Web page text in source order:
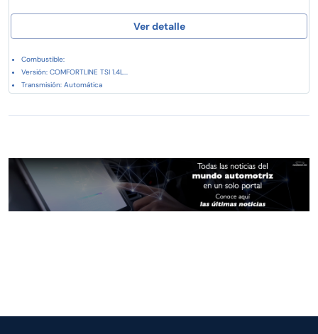
Ver detalle
Combustible:
Versión: COMFORTLINE TSI 1.4L...
Transmisión: Automática